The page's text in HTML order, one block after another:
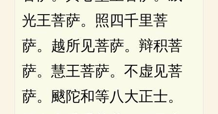
光王菩萨。照四千里菩
萨。越所见菩萨。辩积菩
萨。慧王菩萨。不虚见菩
萨。颰陀和等八大正士。